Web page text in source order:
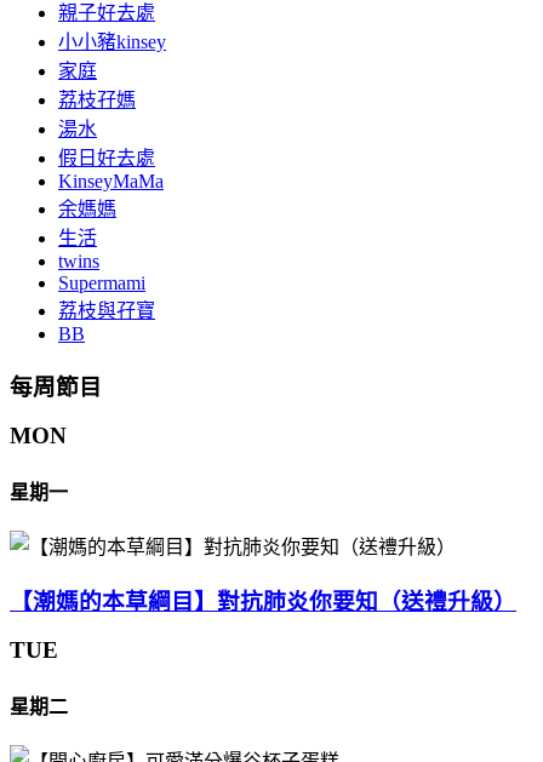
親子好去處
小小豬kinsey
家庭
荔枝孖媽
湯水
假日好去處
KinseyMaMa
余媽媽
生活
twins
Supermami
荔枝與孖寶
BB
每周節目
MON
星期一
【潮媽的本草綱目】對抗肺炎你要知（送禮升級）
TUE
星期二